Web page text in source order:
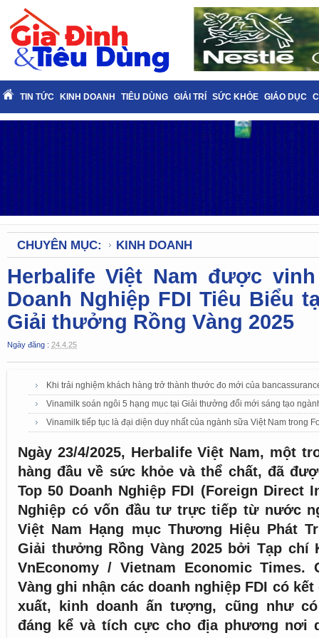
TIN TỨC KINH DOANH TIÊU DÙNG GIẢI TRÍ SỨC KHỎE GIÁO DỤC
CHUYÊN MỤC: KINH DOANH
Herbalife Việt Nam được
Doanh Nghiệp FDI Tiêu Biểu
Giải thưởng Rồng Vàng 2025
Ngày đăng : 24.4.25
Khi trải nghiệm khách hàng trở thành thước đo mới của
Vinamilk soán ngôi 5 hạng mục tại Giải thưởng đổi mới sáng tạo
Vinamilk tiếp tục là đại diện duy nhất của ngành sữa Việt Nam trong
Ngày 23/4/2025, Herbalife Việt Nam, một
hàng đầu về sức khỏe và thể chất, đã
Top 50 Doanh Nghiệp FDI (Foreign Direct
Nghiệp có vốn đầu tư trực tiếp từ nước
Việt Nam Hạng mục Thương Hiệu Phát
Giải thưởng Rồng Vàng 2025 bởi Tạp chí
VnEconomy / Vietnam Economic Times.
Vàng ghi nhận các doanh nghiệp FDI có
xuất, kinh doanh ấn tượng, cũng như
đáng kể và tích cực cho địa phương nơi